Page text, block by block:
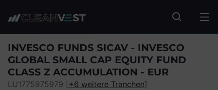
Fonds
INVESCO FUNDS SICAV - INVESCO
GLOBAL SMALL CAP EQUITY FUND
CLASS Z ACCUMULATION - EUR
LU1775975979 [+6 weitere Tranchen]